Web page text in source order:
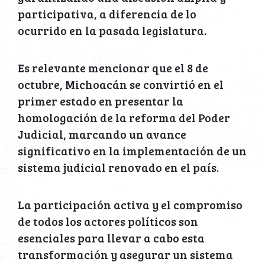
participativa, a diferencia de lo
ocurrido en la pasada legislatura.
Es relevante mencionar que el 8 de
octubre, Michoacán se convirtió en el
primer estado en presentar la
homologación de la reforma del Poder
Judicial, marcando un avance
significativo en la implementación de un
sistema judicial renovado en el país.
La participación activa y el compromiso
de todos los actores políticos son
esenciales para llevar a cabo esta
transformación y asegurar un sistema